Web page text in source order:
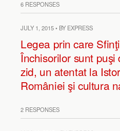
6 RESPONSES
JULY 1, 2015 • BY EXPRESS
Legea prin care
Închisorilor sunt puşi
zid, un atentat la
României şi cultura
2 RESPONSES